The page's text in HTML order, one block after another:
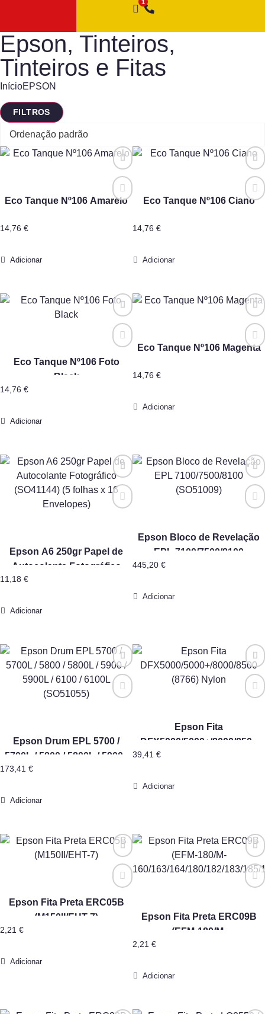
Epson, Tinteiros,
Tinteiros e Fitas
InícioEPSON
FILTROS
Eco Tanque Nº106 Amarelo
14,76 €
Adicionar
Eco Tanque Nº106 Ciano
14,76 €
Adicionar
Eco Tanque Nº106 Foto
Black
14,76 €
Adicionar
Eco Tanque Nº106 Magenta
14,76 €
Adicionar
Epson A6 250gr Papel de
Autocolante Fotográfico
(SO41144) (5 folhas x 16
11,18 €
Adicionar
Epson Bloco de Revelação
EPL 7100/7500/8100
445,20 €
Adicionar
Epson Drum EPL 5700 /
5700L / 5800 / 5800L / 5900 /
5900L / 6100 / 6100L
173,41 €
Adicionar
Epson Fita
DFX5000/5000+/8000/8500
39,41 €
Adicionar
Epson Fita Preta ERC05B
(M150II/EHT-7)
2,21 €
Adicionar
Epson Fita Preta ERC09B
(EFM-180/M-
160/163/164/180/182/183/185/
2,21 €
Adicionar